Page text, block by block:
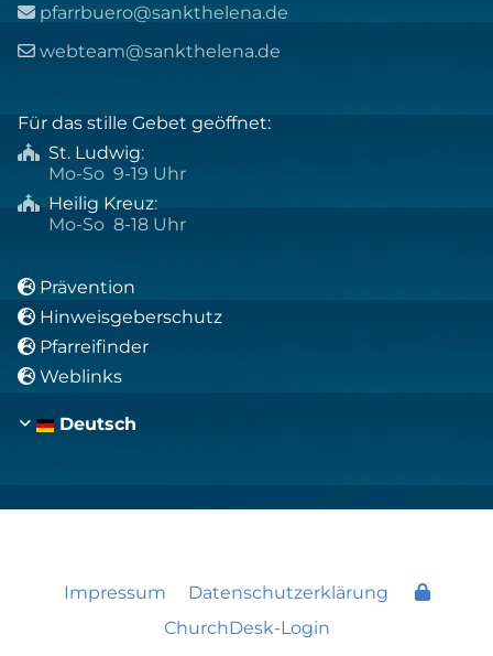
 pfarrbuero@sankthelena.de
 webteam@sankthelena.de
Für das stille Gebet geöffnet:
 St. Ludwig:
Mo-So 9-19 Uhr
 Heilig Kreuz:
Mo-So 8-18 Uhr
 Prävention
 Hinweisgeberschutz
 Pfarreifinder
 Weblinks
Deutsch
Impressum
Datenschutzerklärung
ChurchDesk-Login